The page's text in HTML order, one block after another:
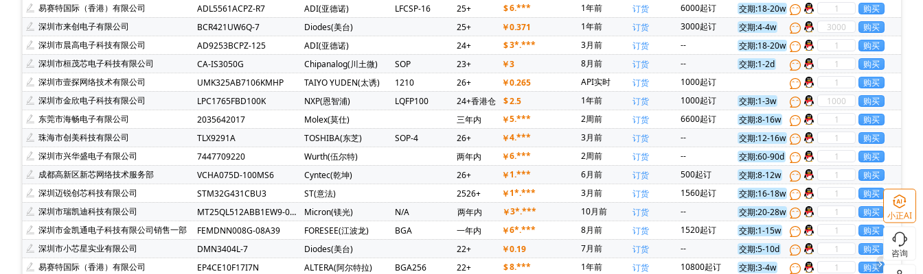
LOWPOWER(微源半导体)(14)
HED(华大电子)(13) X-Powers(芯智汇)(13) Vishay(威世)(12) TKD(泰晶)(12) Ruichips(锐骏半导体)(11)
FORESEE(江波龙)(11)
XILINX(赛灵思)(10)
Nuvoton(新唐)(9) WALTER(华德)(9) GD(兆易创新)(8) SINEDEVICE(宇宏微)(8) MARVELL(迈威)(7)
REALTEK(瑞昱)(7)
SAMSUNG(三星)(7)
BERYL(绿宝石)(7) ORIENTAL SEMI(东微)(7) MAN YUE(万裕科技)(6) Samtec(5) TAIYO YUDEN(太诱)(5)
TDK-Lambda(5)
YXC(扬兴晶振)(5)
STE(松田)(5) Geehy(珠海极海)(5) ALTERA(阿尔特拉)(4) FUJI(富士电机)(4) Novosense(纳芯微)(4) Zbit(恒烁)(4)
AVX(京瓷)(3)
Wayon(上海维安)(3)
Maxlinear(迈凌)(3) Qorvo(威讯联合)(3) RICHTEK(台湾立锜)(3) SEMIKRON(赛米控)(3) TOREX(特瑞仕)(3) SMC(桑德斯)(3)
HK(航顺)(3)
Chinamobile(中移物联网)(3)
BYD(比亚迪)(3) HDSC(华大半导体)(3) ALLEGRO(美国埃戈罗)(2) CHIPLINK(芯联)(2) Dialog Semiconductor GmbH(2)
ECS Inc(2)
fangtek(方泰)(2)
KINETIC(芯凯)(2) Littelfuse(力特)(2) MORNSUN(金升阳)(2) Maxscend(卓胜微)(2) MPS(美国芯源)(2) MCC(美微科)(2)
Nvidia(英伟达)(2)
TXC(晶技)(2)
e2v technologies(2) Astrodyne TDI Power Supplies & EMI Filters(2) FH(风华)(2) Nexperia(安世)(2) RUIMENG(瑞盟)(2)
Firstohm(台湾第一电阻)(2)
Joulwatt(杰华特)(2)
SOUTHCHIP(南芯)(2) CXMT(长鑫存储)(2) NISSHINBO(2) SCT(芯洲科技)(2) AzureWave(海华)(1) ALPS(阿尔卑斯)(1)
AMS(艾迈斯)(1)
Atmel(爱特梅尔)(1)
Avago(安华高)(1) BELLING(上海贝岭)(1) Bourns(伯恩斯)(1) COSMO(冠西)(1) Chilisin(奇力新)(1) CAVIUM INC(1)
CREE(科锐)(1)
C&K Components(1)
Everest-semi(顺芯)(1) ESMT(晶豪科)(1) FM(复旦微)(1) FTDI(飞特帝亚)(1) Freescale(飞思卡尔)(1)
IR(国际整流器)(1)
INTEL(英特尔)(1)
IXYS(艾赛斯)(1) Lattice(莱迪斯)(1) MACOM(1) MSTAR(晨星)(1) Natlinear(南麟)(1) PUI Audio(1)
Phoenix(菲尼克斯)(1)
PULSE ELECTRONICS(1)
Rubycon(红宝石)(1) U-BLOX(优北罗)(1) AMP NETCONNECT(1) Power Dynamics Inc(1) CommScope Inc(1)
3L COILS(台湾三礼)(1)
SOC(赛元微)(1)
Createk Micro(达晶微)(1) TONTEK(台湾通泰)(1) 无锡紫光微(1) Nsiway(纳芯威)(1) xysemi(赛芯微)(1)
TEAPO(智宝)(1)
易赛特国际（香港）有限公司
ADL5561ACPZ-R7 ADI(亚德诺) LFCSP-16 25+ $6.*** 1年前 订货 6000起订
交期:18-20w
深圳市来创电子有限公司
BCR421UW6Q-7 Diodes(美台) 25+ ￥0.371 1年前 订货 3000起订
交期:4-4w
深圳市晨高电子科技有限公司
AD9253BCPZ-125 ADI(亚德诺) 24+ $3*.*** 3月前 订货 --
交期:18-20w
深圳市桓茂芯电子科技有限公司
CA-IS3050G Chipanalog(川土微) SOP 23+ ￥3 8月前 订货 --
交期:1-2d
深圳市壹探网络技术有限公司
UMK325AB7106KMHP TAIYO YUDEN(太诱) 1210 26+ ￥0.265 API实时 订货
1000起订
深圳市金欣电子科技有限公司
LPC1765FBD100K NXP(恩智浦) LQFP100 24+香港仓 $2.5 1年前 订货 1000起订
交期:1-3w
东莞市海畅电子有限公司
2035642017 Molex(莫仕) 三年内 ￥5.*** 2周前 订货 6600起订
交期:8-16w
珠海市创美科技有限公司
TLX9291A TOSHIBA(东芝) SOP-4 26+ ￥4.*** 3月前 订货 --
交期:12-16w
深圳市兴华盛电子有限公司
7447709220 Wurth(伍尔特) 两年内 ￥6.*** 2周前 订货 --
交期:60-90d
成都高新区新芯网络技术服务部
VCHA075D-100MS6 Cyntec(乾坤) 26+ ￥1.*** 6月前 订货 500起订
交期:8-12w
深圳迈锐创芯科技有限公司
STM32G431CBU3 ST(意法) 2526+ ￥1*.*** 3月前 订货 1560起订
交期:16-18w
深圳市瑞凯迪科技有限公司
MT25QL512ABB1EW9-0SIT Micron(镁光) N/A 两年内 ￥3*.*** 10月前 订货 --
交期:20-28w
深圳市金凯通电子科技有限公司销售一部
FEMDNN008G-08A39 FORESEE(江波龙) BGA 一年内 ￥6*.*** 8月前 订货 1520起订
交期:1-15w
深圳市小芯星实业有限公司
DMN3404L-7 Diodes(美台) 22+ ￥0.19 7月前 订货 --
交期:5-10d
易赛特国际（香港）有限公司
EP4CE10F17I7N ALTERA(阿尔特拉) BGA256 22+ $8.*** 1年前 订货 10800起订
交期:3-4w
小正AI
咨询